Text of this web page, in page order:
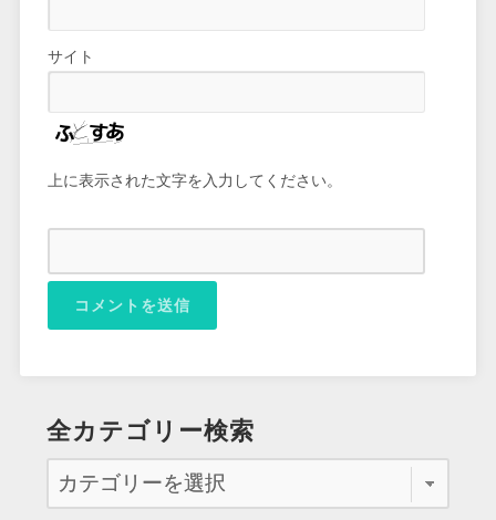
サイト
上に表示された文字を入力してください。
全カテゴリー検索